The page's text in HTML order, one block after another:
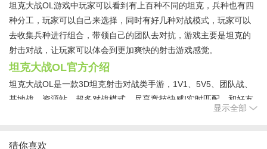
坦克大战OL游戏中玩家可以看到有上百种不同的坦克，兵种也有四
种分工，玩家可以自己来选择，同时有好几种对战模式，玩家可以
去收集兵种进行组合，带领自己的团队去对抗，游戏主要是坦克的
射击对战，让玩家可以体会到更加爽快的射击游戏感觉。
坦克大战OL官方介绍
坦克大战OL是一款3D坦克射击对战类手游，1V1、5V5、团队战、
基地战、资源站，超多对战模式，尽享竞技快感!实时匹配，和好友
显示全部
猜你喜欢